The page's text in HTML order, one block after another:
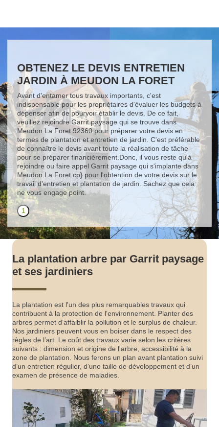
OBTENEZ LE DEVIS ENTRETIEN
JARDIN À MEUDON LA FORET
Avant d'entamer tous travaux importants, c'est
indispensable pour les propriétaires d'évaluer les budgets à
dépenser afin de pourvoir établir le devis. De ce fait,
veuillez rejoindre Garrit paysage qui se trouve dans
Meudon La Foret 92360 pour préparer votre devis en
termes de plantation et entretien de jardin. C'est préférable
de connaître le devis avant toute la réalisation de tâche
pour se préparer financièrement.Donc, il vous reste qu'à
rejoindre ou faire appel Garrit paysage qui s'implante dans
Meudon La Foret cp} pour l'obtention de votre devis sur le
travail d'entretien et plantation de jardin. Sachez que cela
ne vous engage point.
1
La plantation arbre par Garrit paysage
et ses jardiniers
La plantation est l'un des plus remarquables travaux qui
contribuent à la protection de l'environnement. Planter des
arbres permet d’affaiblir la pollution et le surplus de chaleur.
Nos jardiniers peuvent vous en boiser dans le respect des
règles de l’art. Le coût des travaux varie selon les critères
suivants : dimension et origine de l'arbre, accessibilité à la
zone de plantation. Nous ferons un plan avant plantation suivi
d’un entretien régulier, d’une taille de développement et d’un
examen de présence de maladies.